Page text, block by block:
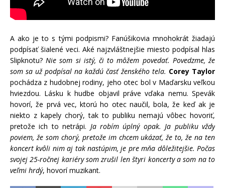
A ako je to s tými podpismi? Fanúšikovia mnohokrát žiadajú
podpísať šialené veci. Aké najzvláštnejšie miesto podpísal hlas
Slipknotu?Nie som si istý, či to môžem povedať. Povedzme, že
som sa už podpísal na každú časť ženského tela. Corey Taylor
pochádza z hudobnej rodiny, jeho otec bol v Maďarsku veľkou
hviezdou. Lásku k hudbe objavil práve vďaka nemu. Spevák
hovorí, že prvá vec, ktorú ho otec naučil, bola, že keď ak je
niekto z kapely chorý, tak to publiku nemajú vôbec hovoriť,
pretože ich to netrápi. Ja robím úplný opak. Ja publiku vždy
poviem, že som chorý, pretože im chcem ukázať, že to, že na ten
koncert kvôli nim aj tak nastúpim, je pre mňa dôležitejšie. Počas
svojej 25-ročnej kariéry som zrušil len štyri koncerty a som na to
veľmi hrdý, hovorí muzikant.